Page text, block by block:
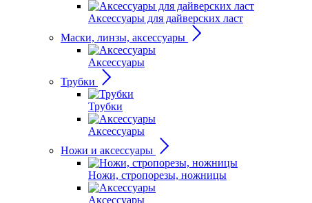
Аксессуары для дайверских ласт
Маски, линзы, аксессуары
Аксессуары
Трубки
Трубки
Аксессуары
Ножи и аксессуары
Ножи, стропорезы, ножницы
Аксессуары